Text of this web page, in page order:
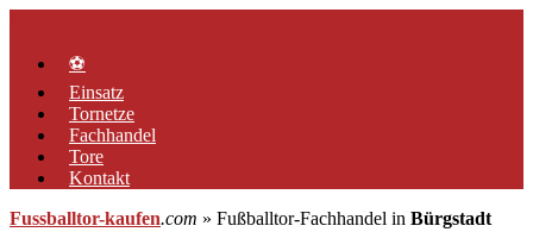
springen⚽
Einsatz
Tornetze
Fachhandel
Tore
Kontakt
Fussballtor-kaufen.com » Fußballtor-Fachhandel in Bürgstadt